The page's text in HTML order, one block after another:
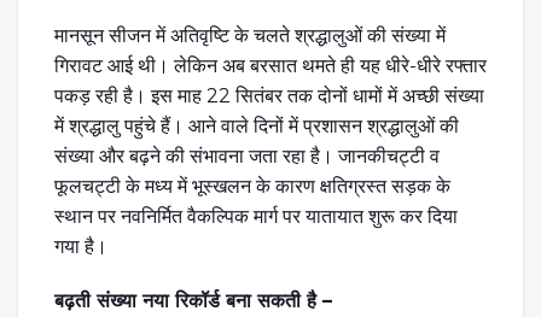
मानसून सीजन में अतिवृष्टि के चलते श्रद्धालुओं की संख्या में
गिरावट आई थी। लेकिन अब बरसात थमते ही यह धीरे-धीरे रफ्तार
पकड़ रही है। इस माह 22 सितंबर तक दोनों धामों में अच्छी संख्या
में श्रद्धालु पहुंचे हैं। आने वाले दिनों में प्रशासन श्रद्धालुओं की
संख्या और बढ़ने की संभावना जता रहा है। जानकीचट्टी व
फूलचट्टी के मध्य में भूस्खलन के कारण क्षतिग्रस्त सड़क के
स्थान पर नवनिर्मित वैकल्पिक मार्ग पर यातायात शुरू कर दिया
गया है।
बढ़ती संख्या नया रिकॉर्ड बना सकती है –